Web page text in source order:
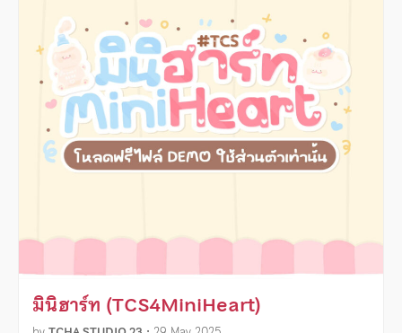
มินิฮาร์ท (TCS4MiniHeart)